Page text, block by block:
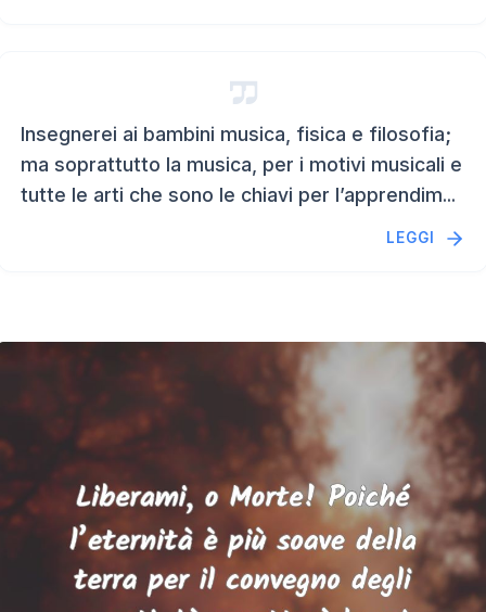
Insegnerei ai bambini musica, fisica e filosofia;
ma soprattutto la musica, per i motivi musicali e
tutte le arti che sono le chiavi per l’apprendim...
LEGGI